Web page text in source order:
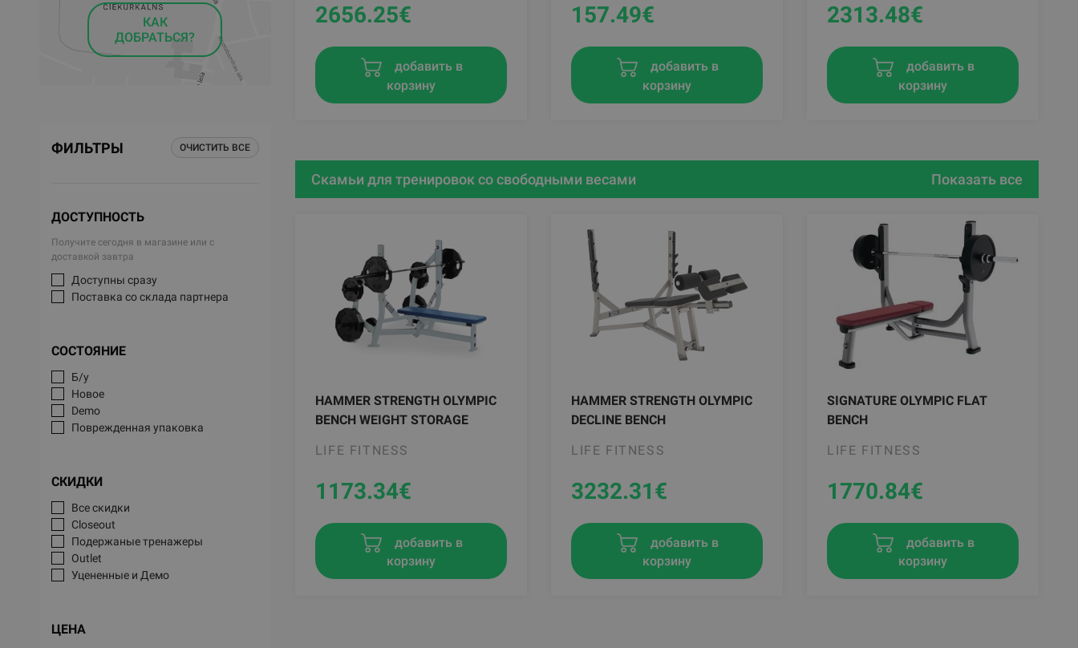
КАК
ДОБРАТЬСЯ?
ФИЛЬТРЫ ОЧИСТИТЬ ВСЕ
ДОСТУПНОСТЬ
Получите сегодня в магазине или с
доставкой завтра
Доступны сразу
Поставка со склада партнера
СОСТОЯНИЕ
Б/у
Новое
Demo
Поврежденная упаковка
СКИДКИ
Все скидки
Closeout
Подержаные тренажеры
Outlet
Уцененные и Демо
ЦЕНА
2656.25€
добавить в
корзину
157.49€
добавить в
корзину
2313.48€
добавить в
корзину
Скамьи для тренировок со свободными весами Показать все
HAMMER STRENGTH OLYMPIC
BENCH WEIGHT STORAGE
LIFE FITNESS
1173.34€
добавить в
корзину
HAMMER STRENGTH OLYMPIC
DECLINE BENCH
LIFE FITNESS
3232.31€
добавить в
корзину
SIGNATURE OLYMPIC FLAT
BENCH
LIFE FITNESS
1770.84€
добавить в
корзину